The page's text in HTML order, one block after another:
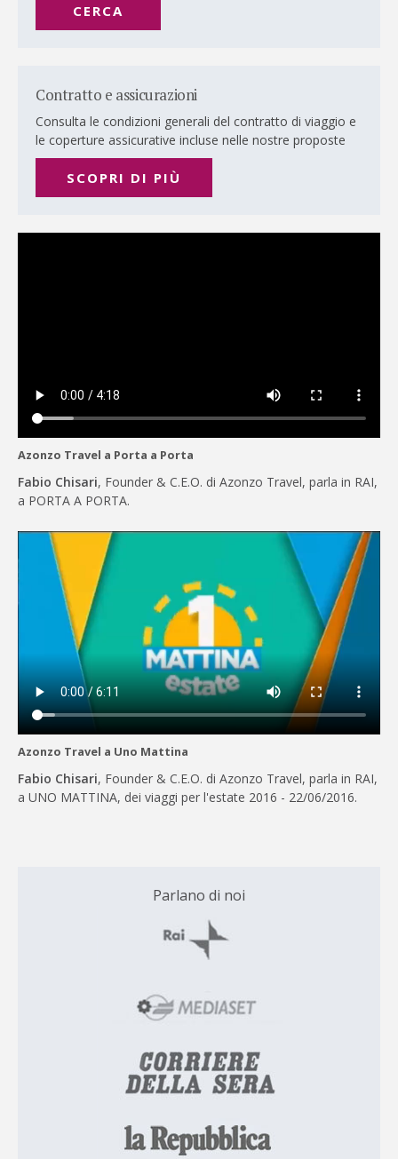
CERCA
Contratto e assicurazioni
Consulta le condizioni generali del contratto di viaggio e
le coperture assicurative incluse nelle nostre proposte
SCOPRI DI PIÙ
Azonzo Travel a Porta a Porta
Fabio Chisari, Founder & C.E.O. di Azonzo Travel, parla in RAI,
a PORTA A PORTA.
Azonzo Travel a Uno Mattina
Fabio Chisari, Founder & C.E.O. di Azonzo Travel, parla in RAI,
a UNO MATTINA, dei viaggi per l'estate 2016 - 22/06/2016.
Parlano di noi